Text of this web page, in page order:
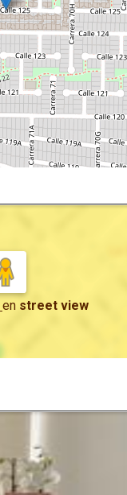
en street view